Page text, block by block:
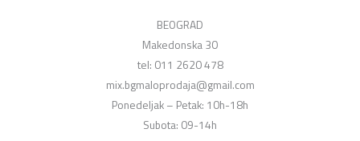
BEOGRAD
Makedonska 30
tel: 011 2620 478
mix.bgmaloprodaja@gmail.com
Ponedeljak – Petak: 10h-18h
Subota: 09-14h